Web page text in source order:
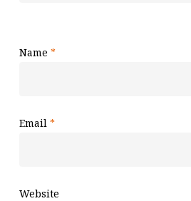
Name *
Email *
Website